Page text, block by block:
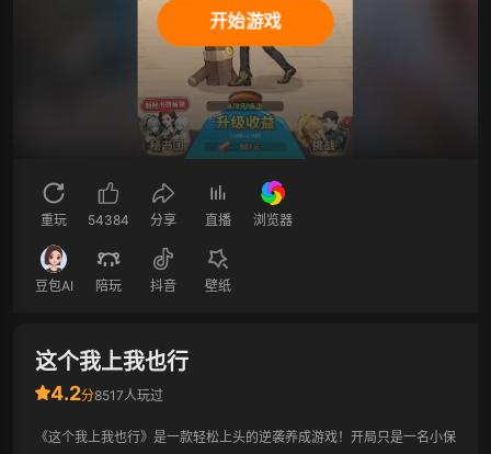
开始游戏
重玩 54384 分享 直播 浏览器
豆包AI 陪玩 抖音 壁纸
这个我上我也行
4.2分8517人玩过
《这个我上我也行》是一款轻松上头的逆袭养成游戏！开局只是一名小保